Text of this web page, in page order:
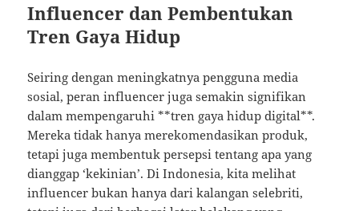
Influencer dan Pembentukan
Tren Gaya Hidup
Seiring dengan meningkatnya pengguna media
sosial, peran influencer juga semakin signifikan
dalam mempengaruhi **tren gaya hidup digital**.
Mereka tidak hanya merekomendasikan produk,
tetapi juga membentuk persepsi tentang apa yang
dianggap ‘kekinian’. Di Indonesia, kita melihat
influencer bukan hanya dari kalangan selebriti,